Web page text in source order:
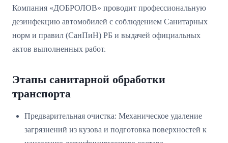
Компания «ДОБРОЛОВ» проводит профессиональную
дезинфекцию автомобилей с соблюдением Санитарных
норм и правил (СанПиН) РБ и выдачей официальных
актов выполненных работ.
Этапы санитарной обработки
транспорта
Предварительная очистка: Механическое удаление
загрязнений из кузова и подготовка поверхностей к